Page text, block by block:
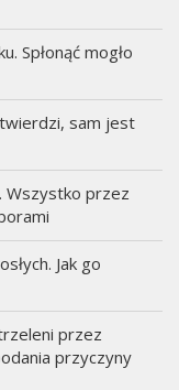
Spłonąć mogło
twierdzi, sam jest
Wszystko przez
Jak go
przez
przyczyny